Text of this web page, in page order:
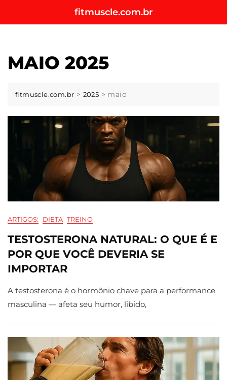
content
fitmuscle.com.br
MAIO 2025
fitmuscle.com.br > 2025 > maio
ARTIGOS: DIETA TREINO
TESTOSTERONA NATURAL: O QUE É E
POR QUE VOCÊ DEVERIA SE
IMPORTAR
A testosterona é o hormônio chave para a performance
masculina — afeta seu humor, libido,